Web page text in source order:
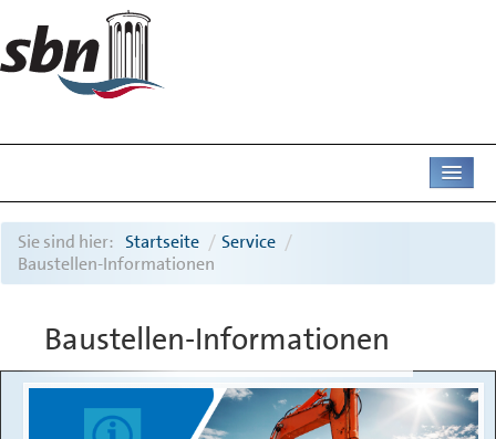
UNTERNEHMEN
ABWASSER
Sie sind hier: Startseite / Service /
Baustellen-Informationen
Baustellen-Informationen